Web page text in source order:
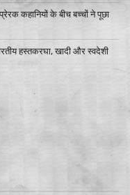
कहानियों के बीच बच्चों ने पूछा
हस्तकरघा, खादी और स्वदेशी